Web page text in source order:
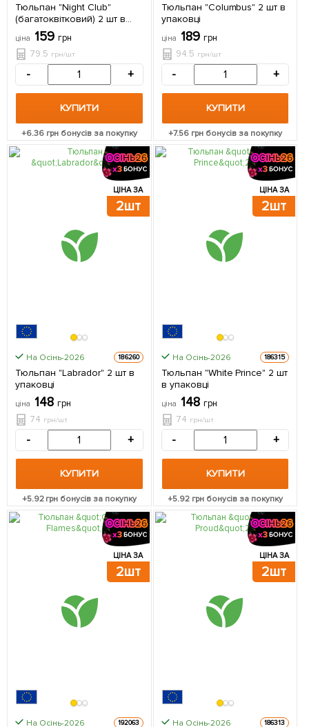
Тюльпан "Night Club"
(багатоквітковий) 2 шт в
упаковці
ціна 159 грн
79.5 грн/шт
- +
КУПИТИ
+6.36 грн бонусів за покупку
Тюльпан "Columbus" 2 шт в
упаковці
ціна 189 грн
94.5 грн/шт
- +
КУПИТИ
+7.56 грн бонусів за покупку
ЦІНА ЗА
2шт
На Осінь-2026 186260
Тюльпан "Labrador" 2 шт в
упаковці
ціна 148 грн
74 грн/шт
- +
КУПИТИ
+5.92грн бонусів за покупку
ЦІНА ЗА
2шт
На Осінь-2026 186315
Тюльпан "White Prince" 2 шт
в упаковці
ціна 148 грн
74 грн/шт
- +
КУПИТИ
+5.92 грн бонусів за покупку
ЦІНА ЗА
2шт
На Осінь-2026 192063
ЦІНА ЗА
2шт
На Осінь-2026 186313